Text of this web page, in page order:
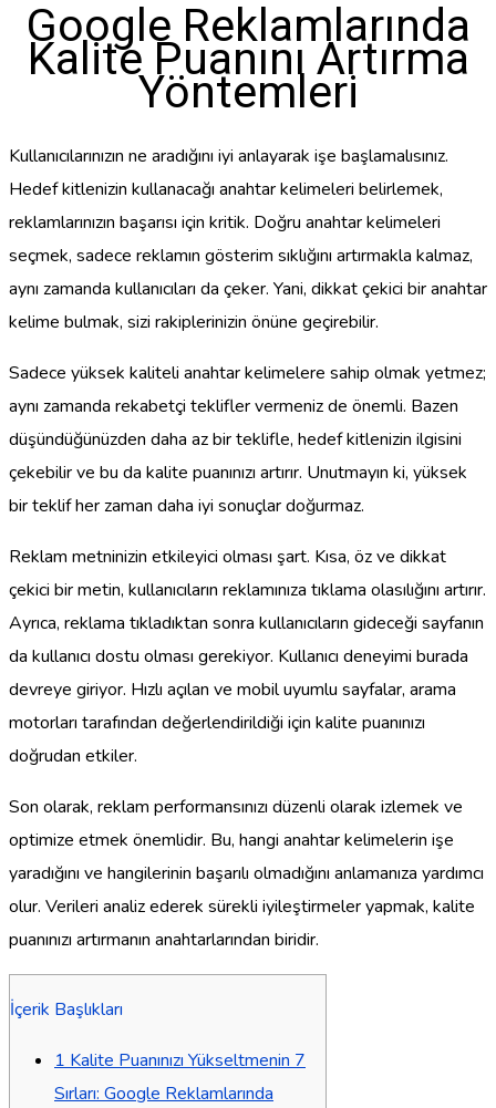
Google Reklamlarında
Kalite Puanını Artırma
Yöntemleri
Kullanıcılarınızın ne aradığını iyi anlayarak işe başlamalısınız.
Hedef kitlenizin kullanacağı anahtar kelimeleri belirlemek,
reklamlarınızın başarısı için kritik. Doğru anahtar kelimeleri
seçmek, sadece reklamın gösterim sıklığını artırmakla kalmaz,
aynı zamanda kullanıcıları da çeker. Yani, dikkat çekici bir anahtar
kelime bulmak, sizi rakiplerinizin önüne geçirebilir.
Sadece yüksek kaliteli anahtar kelimelere sahip olmak yetmez;
aynı zamanda rekabetçi teklifler vermeniz de önemli. Bazen
düşündüğünüzden daha az bir teklifle, hedef kitlenizin ilgisini
çekebilir ve bu da kalite puanınızı artırır. Unutmayın ki, yüksek
bir teklif her zaman daha iyi sonuçlar doğurmaz.
Reklam metninizin etkileyici olması şart. Kısa, öz ve dikkat
çekici bir metin, kullanıcıların reklamınıza tıklama olasılığını artırır.
Ayrıca, reklama tıkladıktan sonra kullanıcıların gideceği sayfanın
da kullanıcı dostu olması gerekiyor. Kullanıcı deneyimi burada
devreye giriyor. Hızlı açılan ve mobil uyumlu sayfalar, arama
motorları tarafından değerlendirildiği için kalite puanınızı
doğrudan etkiler.
Son olarak, reklam performansınızı düzenli olarak izlemek ve
optimize etmek önemlidir. Bu, hangi anahtar kelimelerin işe
yaradığını ve hangilerinin başarılı olmadığını anlamanıza yardımcı
olur. Verileri analiz ederek sürekli iyileştirmeler yapmak, kalite
puanınızı artırmanın anahtarlarından biridir.
İçerik Başlıkları
1 Kalite Puanınızı Yükseltmenin 7
Sırları: Google Reklamlarında